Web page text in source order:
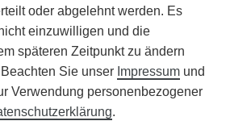
oder abgelehnt werden. Es
einzuwilligen und die
späteren Zeitpunkt zu ändern
Sie unser Impressum und
Verwendung personenbezogener
.